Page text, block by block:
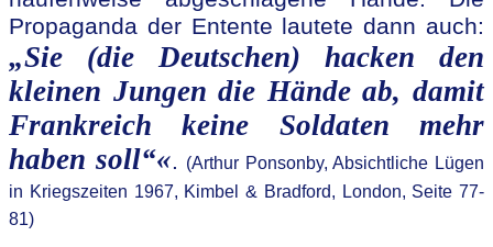
Propaganda der Entente lautete dann auch:
„Sie (die Deutschen) hacken den
kleinen Jungen die Hände ab, damit
Frankreich keine Soldaten mehr
haben soll“«. (Arthur Ponsonby, Absichtliche Lügen
in Kriegszeiten 1967, Kimbel & Bradford, London, Seite 77-
81)